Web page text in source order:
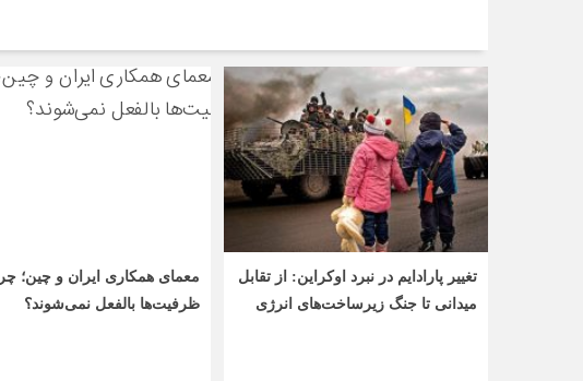
تغییر پارادایم در نبرد اوکراین: از تقابل
میدانی تا جنگ زیرساخت‌های انرژی
معمای همکاری ایران و چین؛ چرا
ظرفیت‌ها بالفعل نمی‌شوند؟